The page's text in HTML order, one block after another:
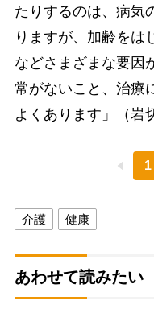
たりするのは、病気
りますが、加齢をは
などさまざまな要因
常がないこと、治療
よくあります」（岩
1
介護 健康
あわせて読みたい